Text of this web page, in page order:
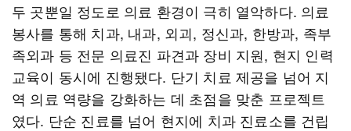
두 곳뿐일 정도로 의료 환경이 극히 열악하다. 의료
봉사를 통해 치과, 내과, 외괴, 정신과, 한방과, 족부
족외과 등 전문 의료진 파견과 장비 지원, 현지 인력
교육이 동시에 진행됐다. 단기 치료 제공을 넘어 지
역 의료 역량을 강화하는 데 초점을 맞춘 프로젝트
였다. 단순 진료를 넘어 현지에 치과 진료소를 건립